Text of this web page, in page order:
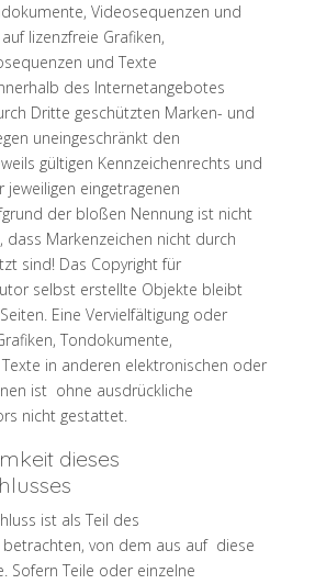
Videosequenzen und
lizenzfreie Grafiken,
und Texte
des Internetangebotes
Dritte geschützten Marken- und
uneingeschränkt den
gültigen Kennzeichenrechts und
eingetragenen
der bloßen Nennung ist nicht
dass Markenzeichen nicht durch
sind! Das Copyright für
selbst erstellte Objekte bleibt
Eine Vervielfältigung oder
Tondokumente,
in anderen elektronischen oder
ist ohne ausdrückliche
nicht gestattet.
dieses
ist als Teil des
von dem aus auf diese
Sofern Teile oder einzelne